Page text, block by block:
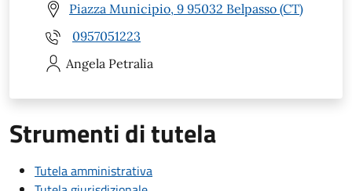
Piazza Municipio, 9 95032 Belpasso (CT)
0957051223
Angela Petralia
Strumenti di tutela
Tutela amministrativa